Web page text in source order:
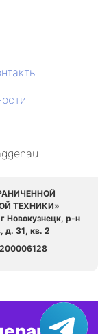
ТЕХНИКИ»
Новокузнецк, р-н
д. 31, кв. 2